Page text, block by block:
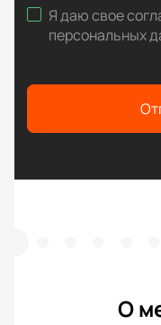
Я даю свое
персональных
О